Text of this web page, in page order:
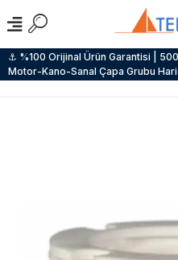
⚓ %100 Orijinal Ürün Garantisi |
Motor-Kano-Sanal Çapa Grubu